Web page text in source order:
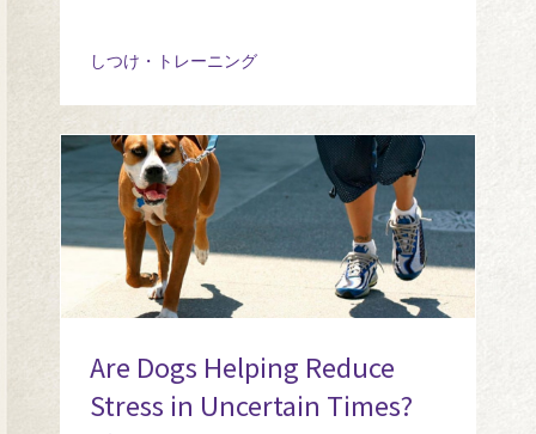
しつけ・トレーニング
Are Dogs Helping Reduce
Stress in Uncertain Times?